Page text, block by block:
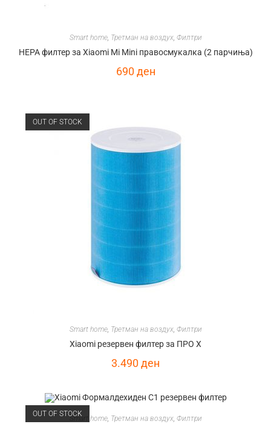
Smart home, Третман на воздух, Филтри
HEPA филтер за Xiaomi Mi Mini правосмукалка (2 парчиња)
690ден
OUT OF STOCK
Smart home, Третман на воздух, Филтри
Xiaomi резервен филтер за ПРО Х
3.490ден
OUT OF STOCK
Smart home, Третман на воздух, Филтри